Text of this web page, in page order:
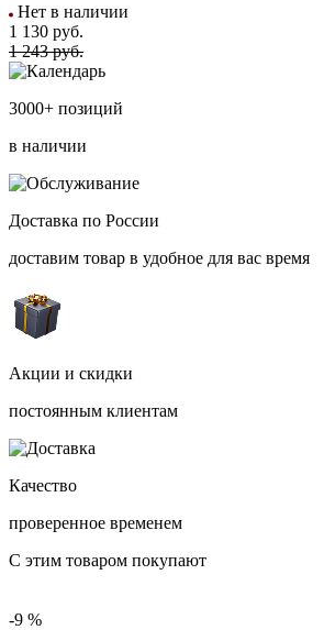
Нет в наличии
1 130 руб.
1 243 руб.
3000+ позиций
в наличии
Доставка по России
доставим товар в удобное для вас время
Акции и скидки
постоянным клиентам
Качество
проверенное временем
С этим товаром покупают
-9 %